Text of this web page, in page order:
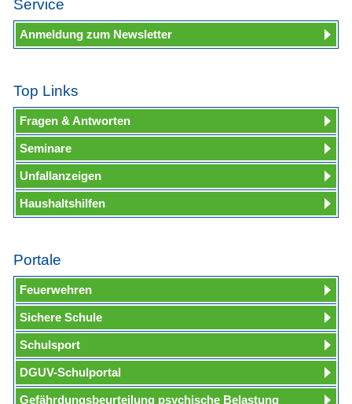
Service
Anmeldung zum Newsletter
Top Links
Fragen & Antworten
Seminare
Unfallanzeigen
Haushaltshilfen
Portale
Feuerwehren
Sichere Schule
Schulsport
DGUV-Schulportal
Gefährdungsbeurteilung psychische Belastung